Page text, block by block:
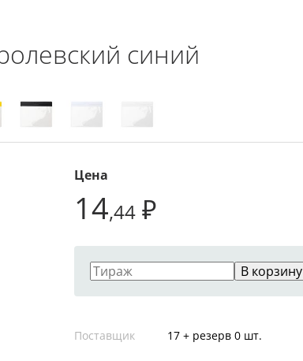
синий
Цена
14,44 ₽
В корзину
Поставщик 17 + резерв 0 шт.